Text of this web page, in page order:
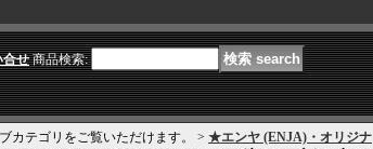
合せ 商品検索:
カテゴリをご覧いただけます。 > ★エンヤ (ENJA)・オリジナ